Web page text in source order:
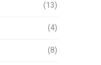
(13)
(4)
(8)